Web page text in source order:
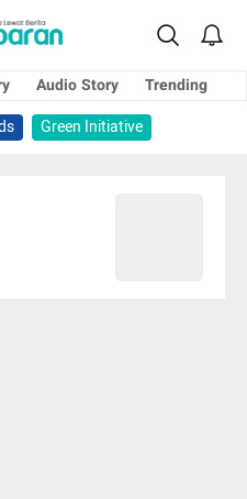
Audio Story
Trending
Green Initiative